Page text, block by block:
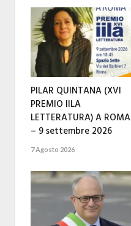
PILAR QUINTANA (XVI
PREMIO IILA
LETTERATURA) A ROMA
– 9 settembre 2026
7 Agosto 2026